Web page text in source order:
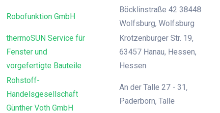
Robofunktion GmbH
Böcklinstraße 42 38448
Wolfsburg, Wolfsburg
thermoSUN Service für
Fenster und
vorgefertigte Bauteile
Krotzenburger Str. 19,
63457 Hanau, Hessen,
Hessen
Rohstoff-
Handelsgesellschaft
Günther Voth GmbH
An der Talle 27 - 31,
Paderborn, Talle